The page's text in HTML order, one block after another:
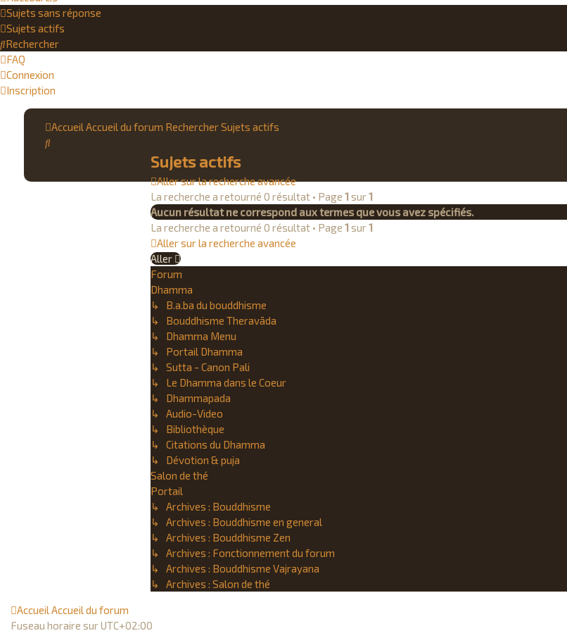
Sujets sans réponse
Sujets actifs
Rechercher
FAQ
Connexion
Inscription
AccueilAccueil du forum RechercherSujets actifs
Rechercher
Sujets actifs
Aller sur la recherche avancée
La recherche a retourné 0 résultat • Page 1 sur1
Aucun résultat ne correspond aux termes que vous avez spécifiés.
La recherche a retourné 0 résultat • Page 1 sur1
Aller sur la recherche avancée
Aller
Forum
Dhamma
↳ B.a.ba du bouddhisme
↳ Bouddhisme Theravāda
↳ Dhamma Menu
↳ Portail Dhamma
↳ Sutta - Canon Pali
↳ Le Dhamma dans le Coeur
↳ Dhammapada
↳ Audio-Video
↳ Bibliothèque
↳ Citations du Dhamma
↳ Dévotion & puja
Salon de thé
Portail
↳ Archives : Bouddhisme
↳ Archives : Bouddhisme en general
↳ Archives : Bouddhisme Zen
↳ Archives : Fonctionnement du forum
↳ Archives : Bouddhisme Vajrayana
↳ Archives : Salon de thé
AccueilAccueil du forum
Fuseau horaire surUTC+02:00